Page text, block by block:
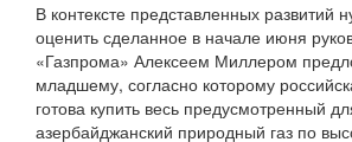
В контексте представленных развитий
оценить сделанное в начале июня
«Газпрома» Алексеем Миллером
младшему, согласно которому
готова купить весь предусмотренный
азербайджанский природный газ по